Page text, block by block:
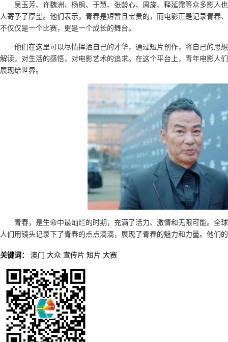
吴玉芳、许魏洲、杨枫、于慧、张龄心、周旋、释延霈等众多影人
人寄予了厚望。他们表示，青春是短暂且宝贵的，而电影正是记录青春
不仅仅是一个比赛，更是一个成长的舞台。
他们在这里可以尽情挥洒自己的才华，通过短片创作，将自己的思
解读，对生活的感悟，对电影艺术的追求。在这个平台上，青年电影人
展现给世界。
青春，是生命中最灿烂的时期，充满了活力、激情和无限可能。全
人们用镜头记录下了青春的点点滴滴，展现了青春的魅力和力量。他们
关键词： 澳门 大众 宣传片 短片 大赛